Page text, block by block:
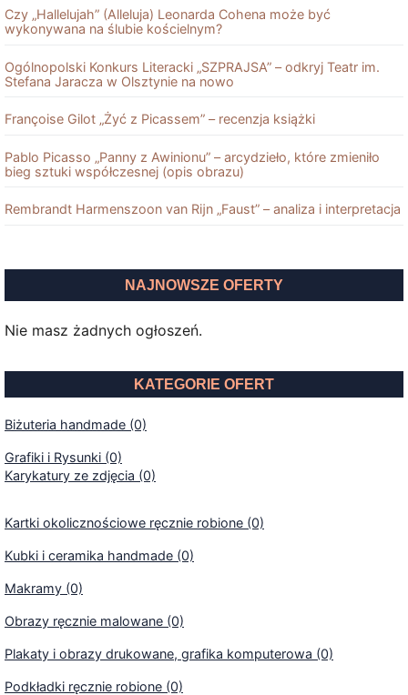
Czy „Hallelujah” (Alleluja) Leonarda Cohena może być
wykonywana na ślubie kościelnym?
Ogólnopolski Konkurs Literacki „SZPRAJSA” – odkryj Teatr im.
Stefana Jaracza w Olsztynie na nowo
Françoise Gilot „Żyć z Picassem” – recenzja książki
Pablo Picasso „Panny z Awinionu” – arcydzieło, które zmieniło
bieg sztuki współczesnej (opis obrazu)
Rembrandt Harmenszoon van Rĳn „Faust” – analiza i interpretacja
NAJNOWSZE OFERTY
Nie masz żadnych ogłoszeń.
KATEGORIE OFERT
Biżuteria handmade (0)
Grafiki i Rysunki (0)
Karykatury ze zdjęcia (0)
Kartki okolicznościowe ręcznie robione (0)
Kubki i ceramika handmade (0)
Makramy (0)
Obrazy ręcznie malowane (0)
Plakaty i obrazy drukowane, grafika komputerowa (0)
Podkładki ręcznie robione (0)